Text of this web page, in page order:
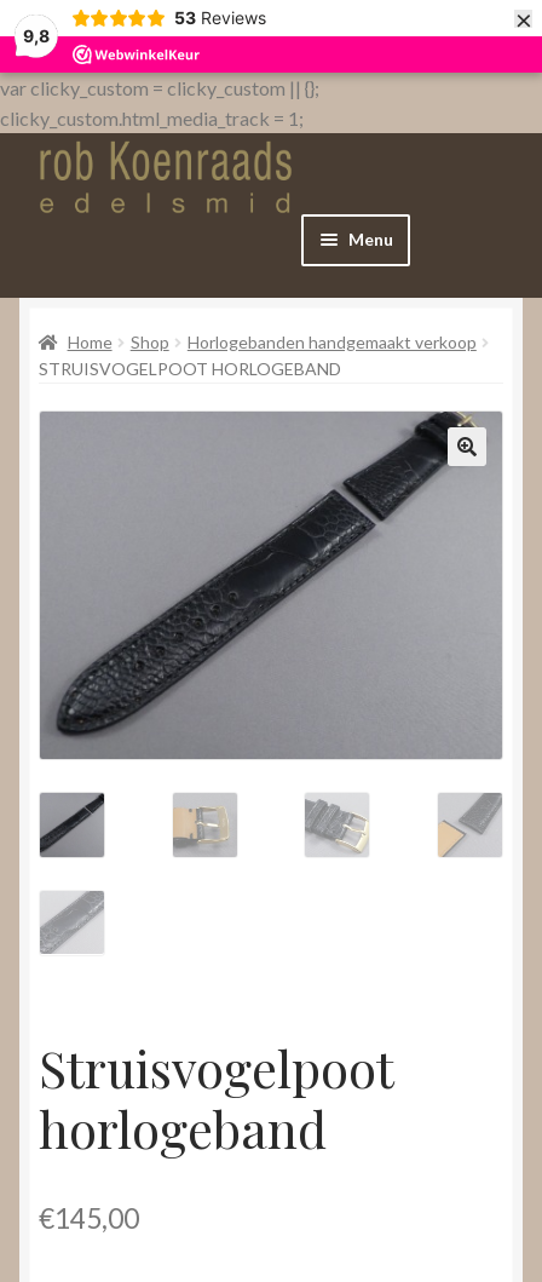
9,8
53 Reviews ×
var clicky_custom = clicky_custom || {};
clicky_custom.html_media_track = 1;
Menu
Home
WebShop
Home Shop
Horlogebanden handgemaakt verkoop
STRUISVOGELPOOT HORLOGEBAND
Struisvogelpoot
horlogeband
€145,00